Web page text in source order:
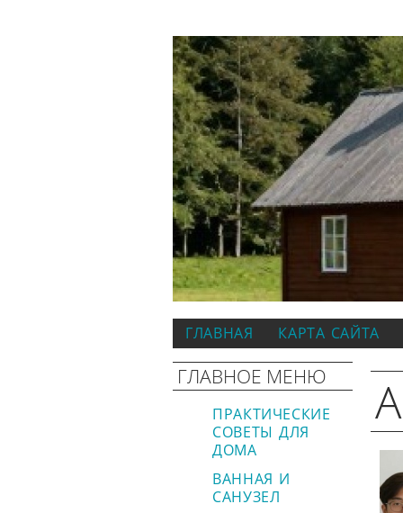
ГЛАВНАЯ КАРТА САЙТА
ГЛАВНОЕ МЕНЮ
ПРАКТИЧЕСКИЕ
СОВЕТЫ ДЛЯ
ДОМА
ВАННАЯ И
САНУЗЕЛ